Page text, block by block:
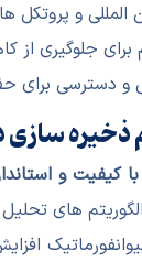
المللی و
برای جلوگیری
دسترسی برای
سازی
های تحلیل